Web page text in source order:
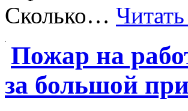
Сколько…
Пожар на
за большой